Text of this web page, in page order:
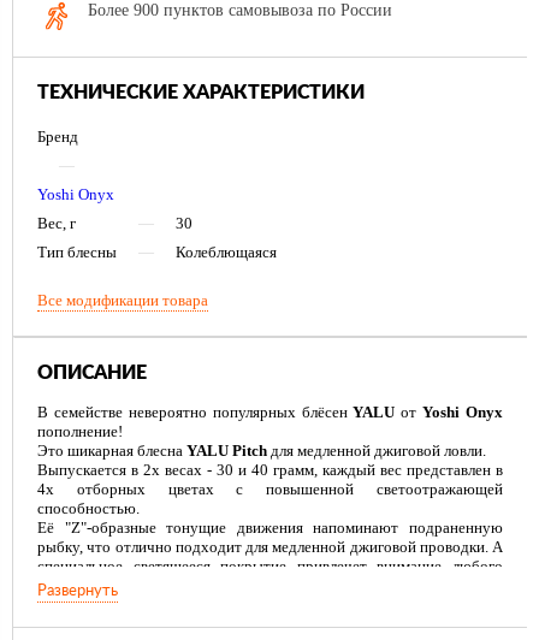
Более 900 пунктов самовывоза по России
ТЕХНИЧЕСКИЕ ХАРАКТЕРИСТИКИ
Бренд
—
Yoshi Onyx
Вес, г
—
30
Тип блесны
— Колеблющаяся
Все модификации товара
ОПИСАНИЕ
В семействе невероятно популярных блёсенYALU отYoshi Onyx
пополнение!
Это шикарная блесна YALU Pitch для медленной джиговой ловли.
Выпускается в 2х весах - 30 и 40 грамм, каждый вес представлен в
4х отборных цветах с повышенной светоотражающей
способностью.
Её "Z"-образные тонущие движения напоминают подраненную
рыбку, что отлично подходит для медленной джиговой проводки. А
специальное светящееся покрытие привлечет внимание любого
хищника.
Развернуть